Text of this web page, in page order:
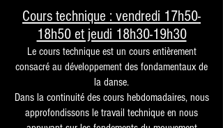
Cours technique : vendredi 17h50-
18h50 et jeudi 18h30-19h30
Le cours technique est un cours entièrement
consacré au développement des fondamentaux de
la danse.
Dans la continuité des cours hebdomadaires, nous
approfondissons le travail technique en nous